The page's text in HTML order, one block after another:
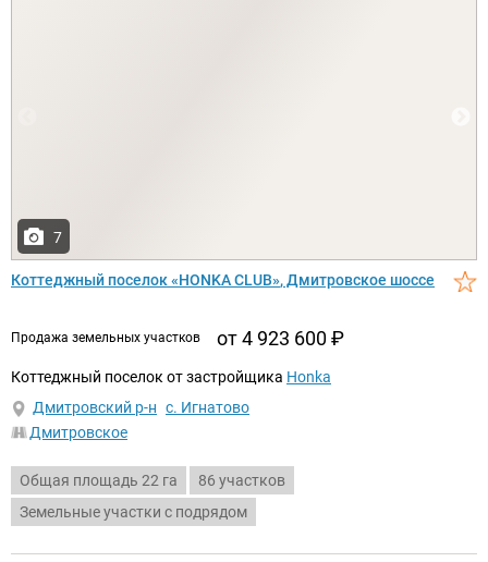
7
Коттеджный поселок HONKA CLUB , Дмитровское шоссе
продажа земельных участков от 4 923 600₽
Коттеджный поселок от застройщика Honka
Дмитровский р-н с. Игнатово
Дмитровское
Общая площадь 22 га
86 участков
Земельные участки с подрядом